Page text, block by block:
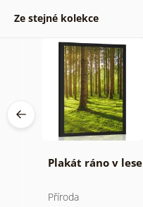
Ze stejné kolekce
Plakát ráno v lese
Příroda